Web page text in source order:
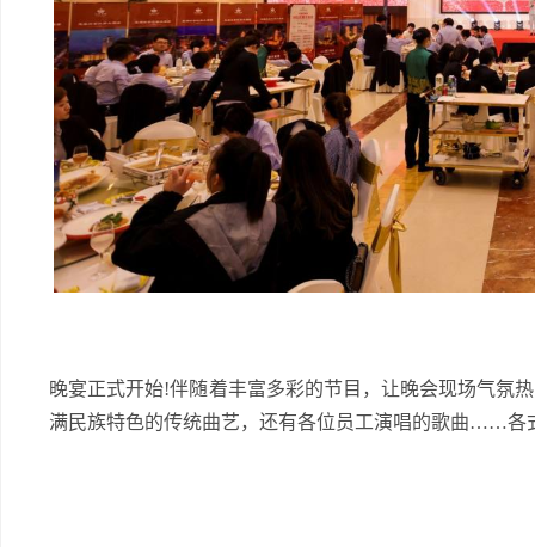
晚宴正式开始!伴随着丰富多彩的节目，让晚会现场气氛
满民族特色的传统曲艺，还有各位员工演唱的歌曲……各